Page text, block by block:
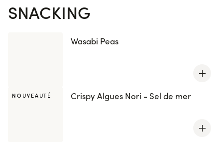
SNACKING
Wasabi Peas
NOUVEAUTÉ Crispy Algues Nori - Sel de mer